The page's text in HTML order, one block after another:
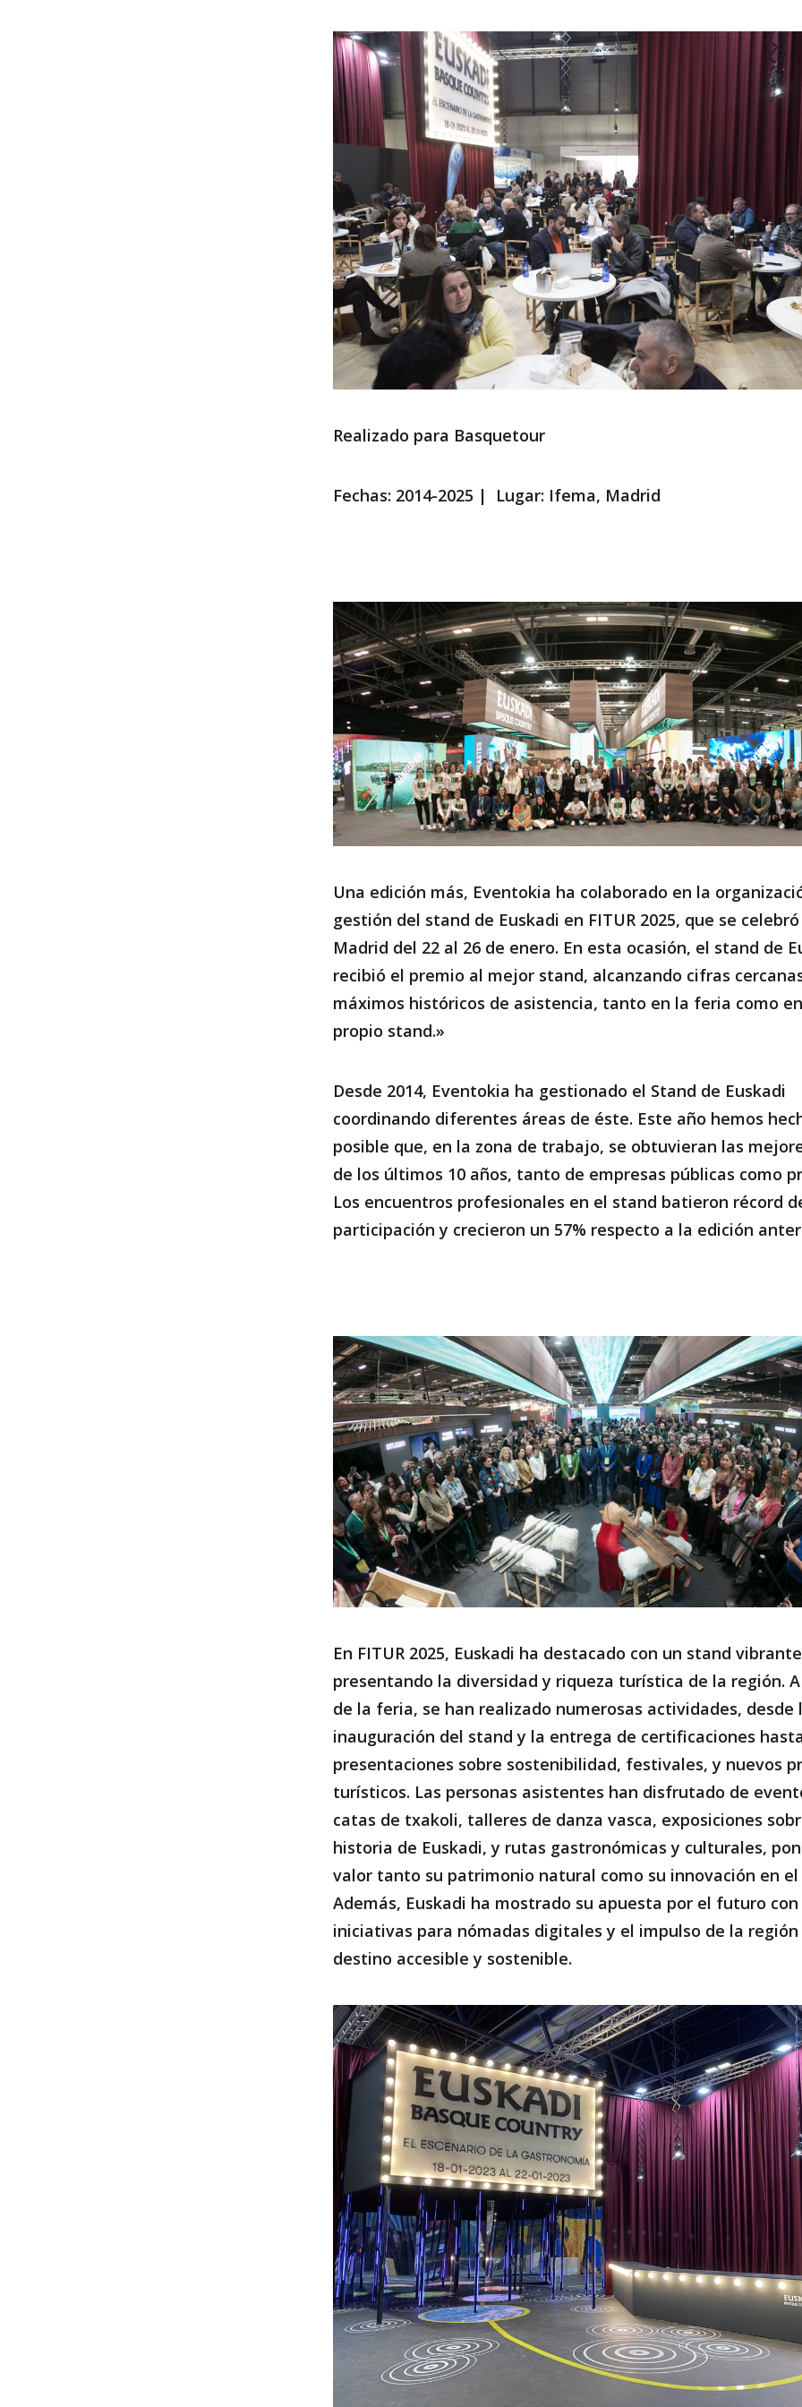
Realizado para Basquetour
Fechas: 2014-2025 | Lugar: Ifema, Madrid
Una edición más, Eventokia ha colaborado en la
gestión del stand de Euskadi en FITUR 2025, que se
Madrid del 22 al 26 de enero. En esta ocasión, el stand de
recibió el premio al mejor stand, alcanzando cifras
máximos históricos de asistencia, tanto en la feria como
propio stand.»
Desde 2014, Eventokia ha gestionado el Stand de Euskadi
coordinando diferentes áreas de éste. Este año hemos
posible que, en la zona de trabajo, se obtuvieran las
de los últimos 10 años, tanto de empresas públicas como
Los encuentros profesionales en el stand batieron récord
participación y crecieron un 57% respecto a la edición
En FITUR 2025, Euskadi ha destacado con un stand
presentando la diversidad y riqueza turística de la región.
de la feria, se han realizado numerosas actividades, desde
inauguración del stand y la entrega de certificaciones
presentaciones sobre sostenibilidad, festivales, y nuevos
turísticos. Las personas asistentes han disfrutado de
catas de txakoli, talleres de danza vasca, exposiciones
historia de Euskadi, y rutas gastronómicas y culturales,
valor tanto su patrimonio natural como su innovación en
Además, Euskadi ha mostrado su apuesta por el futuro con
iniciativas para nómadas digitales y el impulso de la
destino accesible y sostenible.